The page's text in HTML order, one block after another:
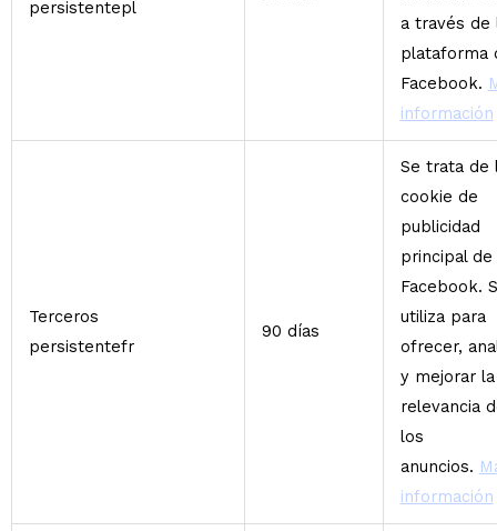
persistentepl
a través de
plataforma
Facebook.
información
Terceros
persistentefr
90 días
Se trata de
cookie de
publicidad
principal de
Facebook.
utiliza para
ofrecer,
y mejorar la
relevancia
los
anuncios.
información